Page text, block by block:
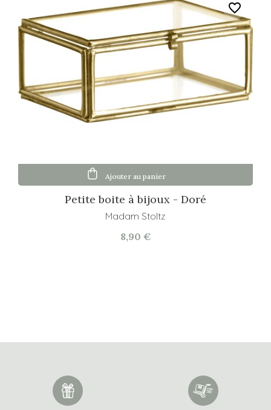
Petite boite à bijoux - Doré
Madam Stoltz
8,90 €
Ajouter au panier
favorite_border